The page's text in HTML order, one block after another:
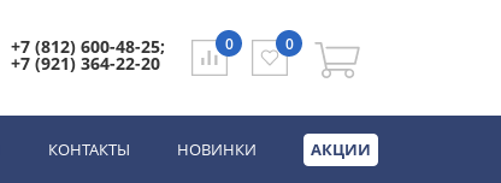
+7 (812) 600-48-25;
+7 (921) 364-22-20
0 0
КОНТАКТЫ НОВИНКИ АКЦИИ